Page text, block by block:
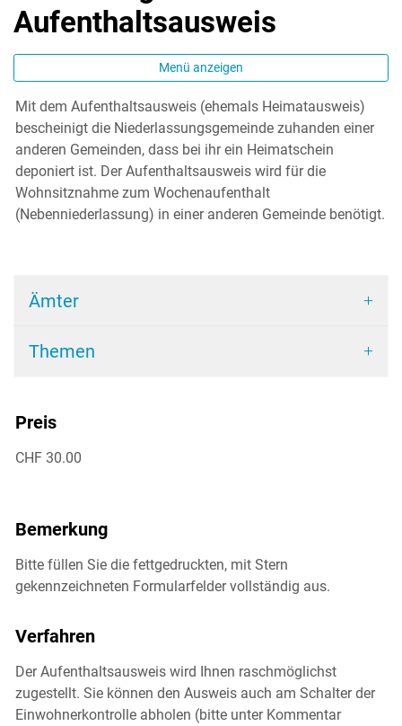
Aufenthaltsausweis
Menü anzeigen
Mit dem Aufenthaltsausweis (ehemals Heimatausweis)
bescheinigt die Niederlassungsgemeinde zuhanden einer
anderen Gemeinden, dass bei ihr ein Heimatschein
deponiert ist. Der Aufenthaltsausweis wird für die
Wohnsitznahme zum Wochenaufenthalt
(Nebenniederlassung) in einer anderen Gemeinde benötigt.
Zugehörige Objekte
Ämter
Themen
Preis
CHF 30.00
Bemerkung
Bitte füllen Sie die fettgedruckten, mit Stern
gekennzeichneten Formularfelder vollständig aus.
Verfahren
Der Aufenthaltsausweis wird Ihnen raschmöglichst
zugestellt. Sie können den Ausweis auch am Schalter der
Einwohnerkontrolle abholen (bitte unter Kommentar